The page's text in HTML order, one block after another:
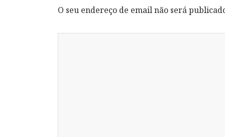
O seu endereço de email não será